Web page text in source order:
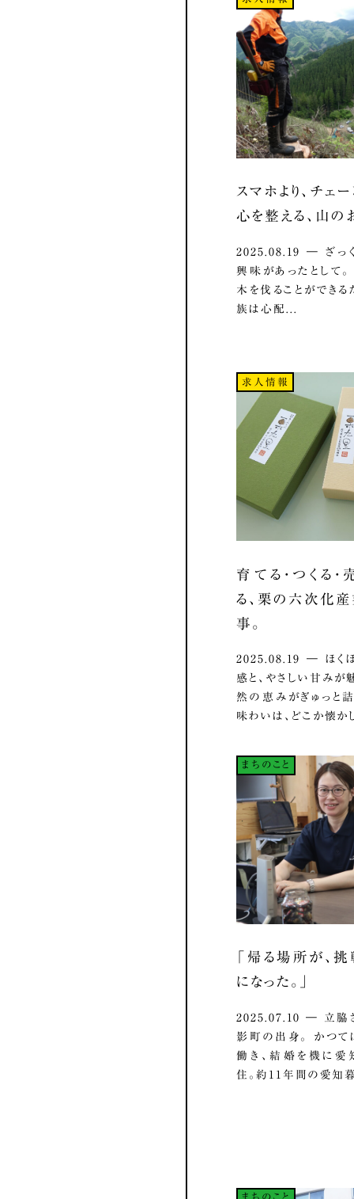
スマホより、チェ
心を整える、山の
2025.08.19 ― ざっく
興味があったとして
木を伐ることができる
族は心配...
求人情報
育てる・つくる・
る、栗の六次化
事。
2025.08.19 ― ほくほ
感と、やさしい甘みが
然の恵みがぎゅっと
味わいは、どこか懐か
まちのこと
「帰る場所が、
になった。」
2025.07.10 ― 立脇さ
影町の出身。 かつ
働き、結婚を機に愛
住。約11年間の愛知